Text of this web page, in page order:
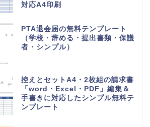
対応A4印刷
PTA退会届の無料テンプレート
（学校・辞める・提出書類・保護
者・シンプル）
控えとセットA4・2枚組の請求書
「word・Excel・PDF」編集＆
手書きに対応したシンプル無料テ
ンプレート